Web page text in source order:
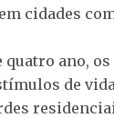
cidades
quatro ano,
de